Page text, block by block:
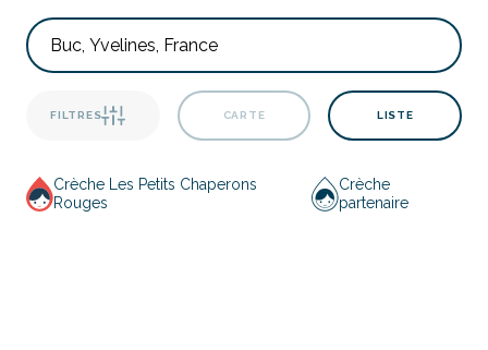
FILTRES CARTE LISTE
Crèche Les Petits Chaperons
Rouges
Crèche
partenaire